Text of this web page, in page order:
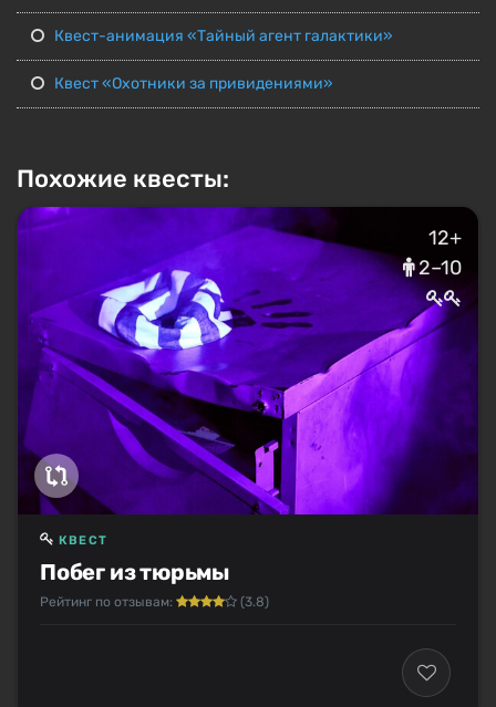
Квест-анимация «Тайный агент галактики»
Квест «Охотники за привидениями»
Похожие квесты:
12+
2–10
Побег из тюрьмы
КВЕСТ
Рейтинг по отзывам: (3.8)